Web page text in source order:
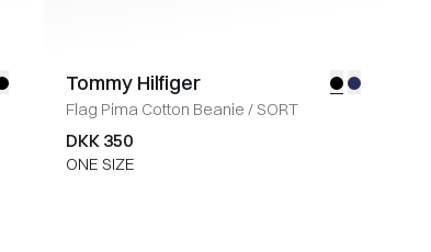
Tommy Hilfiger
Flag Pima Cotton Beanie / SORT
DKK 350
ONE SIZE